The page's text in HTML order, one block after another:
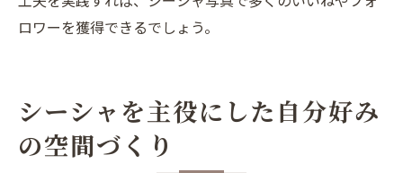
ロワーを獲得できるでしょう。
シーシャを主役にした自分好み
の空間づくり